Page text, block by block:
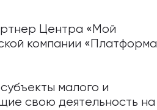
Центра «Мой
компании «Платформа
малого и
свою деятельность на